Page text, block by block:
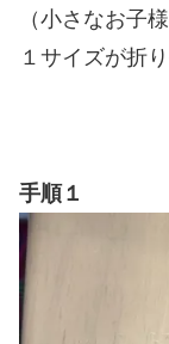
（小さなお子
１サイズが折
手順１